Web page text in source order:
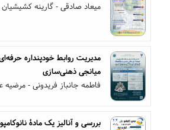
میعاد صادقی - گارینه
مدیریت روابط خودپنداره
میانجی ذهنی‌سازی
فاطمه جانباز فریدونی - مرضیه
بررسی و آنالیز یک مادۀ